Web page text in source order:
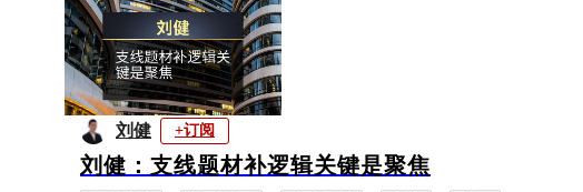
刘健 +订阅
刘健：支线题材补逻辑关键是聚焦